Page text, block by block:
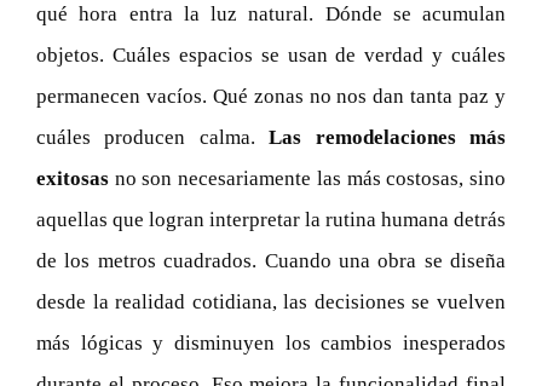
qué hora entra la luz natural. Dónde se acumulan
objetos. Cuáles espacios se usan de verdad y cuáles
permanecen vacíos. Qué zonas no nos dan tanta paz y
cuáles producen calma.Las remodelaciones más
exitosas no son necesariamente las más costosas, sino
aquellas que logran interpretar la rutina humana detrás
de los metros cuadrados. Cuando una obra se diseña
desde la realidad cotidiana, las decisiones se vuelven
más lógicas y disminuyen los cambios inesperados